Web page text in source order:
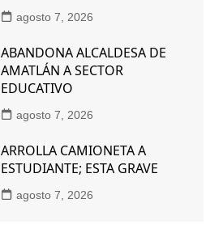
agosto 7, 2026
ABANDONA ALCALDESA DE
AMATLÁN A SECTOR
EDUCATIVO
agosto 7, 2026
ARROLLA CAMIONETA A
ESTUDIANTE; ESTA GRAVE
agosto 7, 2026